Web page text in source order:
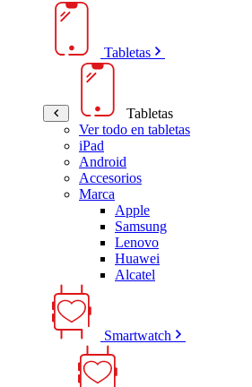
Tabletas
Tabletas
Ver todo en tabletas
iPad
Android
Accesorios
Marca
Apple
Samsung
Lenovo
Huawei
Alcatel
Smartwatch